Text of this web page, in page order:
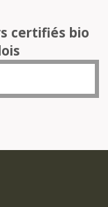
certifiés bio